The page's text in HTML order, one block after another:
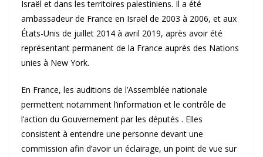
Israël et dans les territoires palestiniens. Il a été
ambassadeur de France en Israël de 2003 à 2006, et aux
États-Unis de juillet 2014 à avril 2019, après avoir été
représentant permanent de la France auprès des Nations
unies à New York.
En France, les auditions de l’Assemblée nationale
permettent notamment l’information et le contrôle de
l’action du Gouvernement par les députés . Elles
consistent à entendre une personne devant une
commission afin d’avoir un éclairage, un point de vue sur